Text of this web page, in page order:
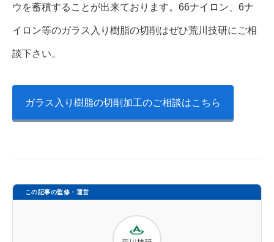
ウを蓄積することが出来ております。66ナイロン、6ナ
イロン等のガラス入り樹脂の切削はぜひ荒川技研にご相
談下さい。
ガラス入り樹脂の切削加工のご相談はこちら
この記事の監修・運営